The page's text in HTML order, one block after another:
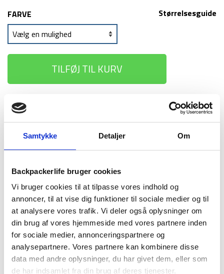
Samtykke Detaljer Om
Backpackerlife bruger cookies
Vi bruger cookies til at tilpasse vores indhold og
annoncer, til at vise dig funktioner til sociale medier og til
at analysere vores trafik. Vi deler også oplysninger om
din brug af vores hjemmeside med vores partnere inden
for sociale medier, annonceringspartnere og
analysepartnere. Vores partnere kan kombinere disse
data med andre oplysninger, du har givet dem, eller som
de har indsamlet fra din brug af deres tjenester.
Størrelsesguide
FARVE
TILFØJ TIL KURV
100 dages
returret
BESKRIVELSE
YDERLIGERE INFORMATION
BRAND
FAQ
Denne combi rygsæk er fra amerikanske Gregory, og er deres
bud på en solid rejsemakker til din næste backpacking tur.
Tribute 55 er en 55 liters rygsæk, hvor du har både en stor
rygsæk og en dagsrygsæk i én og samme taske. Dette gør,